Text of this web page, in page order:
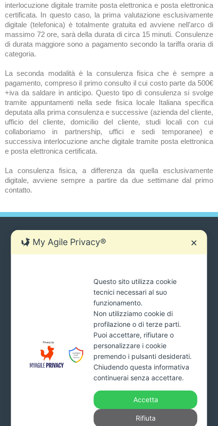
interlocuzione digitale tramite posta elettronica e posta elettronica
certificata. In questo caso, la prima valutazione esclusivamente
digitale (telefonica) è totalmente gratuita ed avviene nell’arco di
massimo 72 ore, sarà della durata di circa 15 minuti. Consulenze
di durata maggiore sono a pagamento secondo la tariffa oraria di
categoria.
La seconda modalità è la consulenza fisica che è sempre a
pagamento, compreso il primo consulto il cui costo parte da 500€
+iva da saldare in anticipo. Questo tipo di consulenza si svolge
tramite appuntamenti nella sede fisica locale Italiana specifica
deputata alla prima consulenza e successive (azienda del cliente,
ufficio del cliente, domicilio del cliente, studi locali con cui
collaboriamo in partnership, uffici e sedi temporanee) e
successiva interlocuzione anche digitale tramite posta elettronica
e posta elettronica certificata.
La consulenza fisica, a differenza da quella esclusivamente
digitale, avviene sempre a partire da due settimane dal primo
contatto.
Ci sono molti modi per contattarci
*Cliccando il pulsante INVIA acconsenti al trattamento dei tuoi
dati e dichiari di aver preso visione dellaPrivacy Policy
Addiopignoramenti.it
Studio Monardo & Partners s.r.l.
Viale Affaccio n. 95 – 89900 Vibo Valentia
Part. Iva. 03993160799 – Numero REA VV-227578 –
Capitale sociale 10.000 euro interamente versato
My Agile Privacy® ✕
Questo sito utilizza cookie
tecnici necessari al suo
funzionamento.
Non utilizziamo cookie di
profilazione o di terze parti.
Puoi accettare, rifiutare o
personalizzare i cookie
premendo i pulsanti desiderati.
Chiudendo questa informativa
continuerai senza accettare.
Accetta
Rifiuta